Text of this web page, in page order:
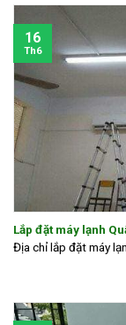
Lắp đặt máy lạnh
Địa chỉ lắp đặt máy
16
Th6